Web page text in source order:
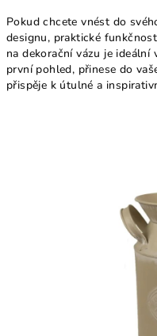
Pokud chcete vnést do
designu, praktické
na dekorační vázu je
první pohled, přinese do
přispěje k útulné a